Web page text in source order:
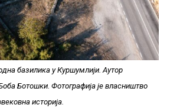
базилика у Куршумлији. Аутор
Ботошки. Фотографија је власништво
историја.